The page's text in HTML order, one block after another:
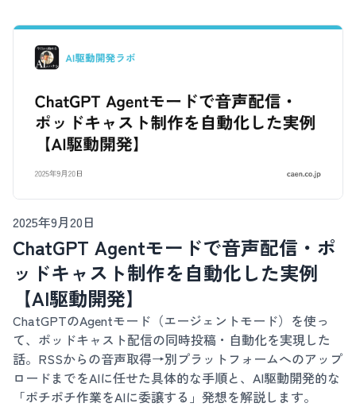
2025年9月20日
ChatGPT Agentモードで音声配信・ポ
ッドキャスト制作を自動化した実例
【AI駆動開発】
ChatGPTのAgentモード（エージェントモード）を使っ
て、ポッドキャスト配信の同時投稿・自動化を実現した
話。RSSからの音声取得→別プラットフォームへのアップ
ロードまでをAIに任せた具体的な手順と、AI駆動開発的な
「ポチポチ作業をAIに委譲する」発想を解説します。